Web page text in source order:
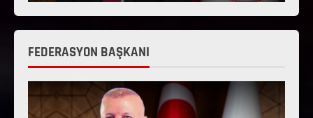
FEDERASYON BAŞKANI